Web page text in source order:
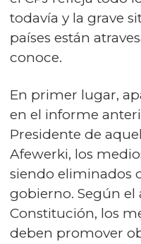
todavía y la grave
países están
conoce.
En primer lugar,
en el informe
Presidente de
Afewerki, los
siendo eliminados
gobierno. Según el
Constitución, los
deben promover